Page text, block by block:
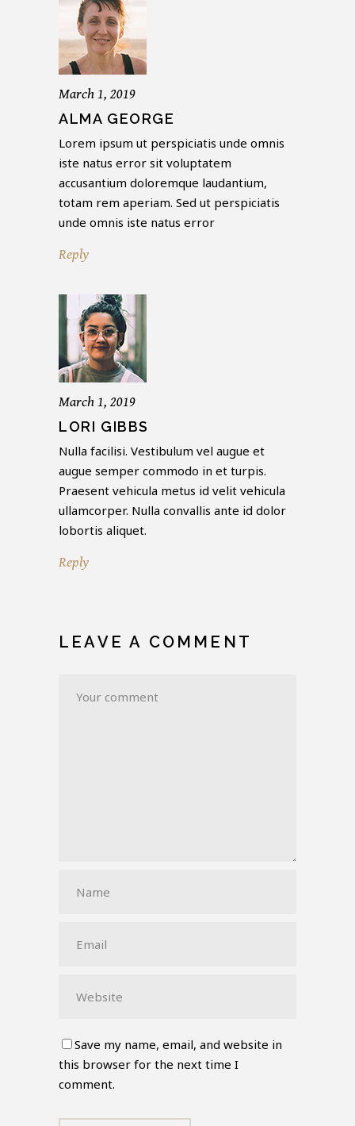
March 1, 2019
ALMA GEORGE
Lorem ipsum ut perspiciatis unde omnis
iste natus error sit voluptatem
accusantium doloremque laudantium,
totam rem aperiam. Sed ut perspiciatis
unde omnis iste natus error
Reply
March 1, 2019
LORI GIBBS
Nulla facilisi. Vestibulum vel augue et
augue semper commodo in et turpis.
Praesent vehicula metus id velit vehicula
ullamcorper. Nulla convallis ante id dolor
lobortis aliquet.
Reply
LEAVE A COMMENT
Save my name, email, and website in
this browser for the next time I
comment.